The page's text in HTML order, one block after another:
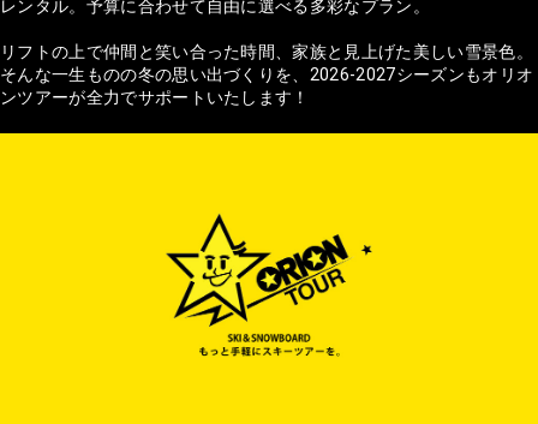
レンタル。予算に合わせて自由に選べる多彩なプラン。
リフトの上で仲間と笑い合った時間、家族と見上げた美しい雪景色。
そんな一生ものの冬の思い出づくりを、2026-2027シーズンもオリオ
ンツアーが全力でサポートいたします！